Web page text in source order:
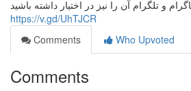
https://v.gd/UhTJCR
Comments
Who Upvoted
Comments